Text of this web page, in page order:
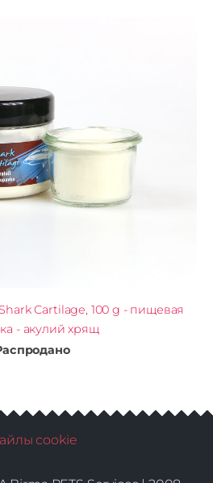
Cartilage, 100 g - пищевая
- акулий хрящ
cookie